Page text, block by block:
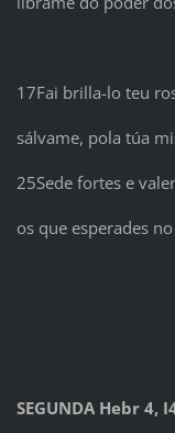
17Fai brilla-lo teu
sálvame, pola túa
25Sede fortes e
os que esperades
SEGUNDA Hebr 4,